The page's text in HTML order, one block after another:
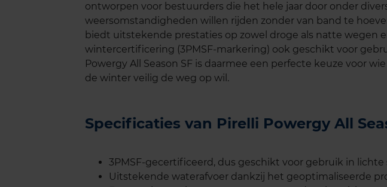
ontworpen voor bestuurders die het hele jaar door onder
weersomstandigheden willen rijden zonder van band te
biedt uitstekende prestaties op zowel droge als natte wegen
wintercertificering (3PMSF-markering) ook geschikt voor
Powergy All Season SF is daarmee een perfecte keuze voor
de winter veilig de weg op wil.
Specificaties van Pirelli Powergy All
3PMSF-gecertificeerd, dus geschikt voor gebruik in lichte
Uitstekende waterafvoer dankzij het geoptimaliseerde